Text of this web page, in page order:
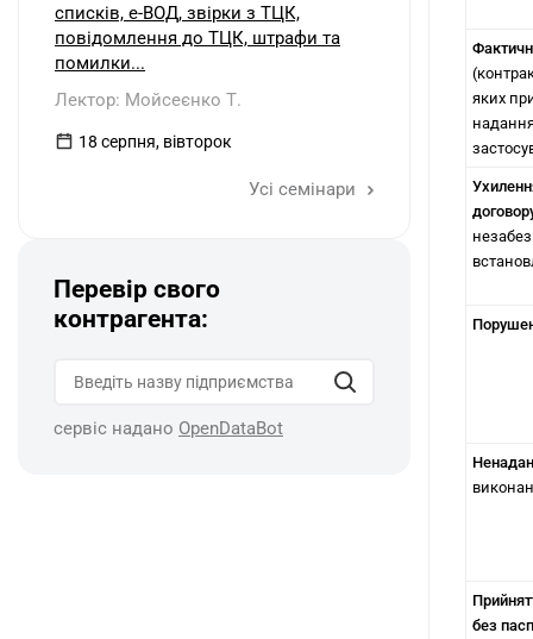
яких
без
списків, е-ВОД, звірки з ТЦК,
повідомлення до ТЦК, штрафи та
помилки...
Лектор: Мойсеєнко Т.
18 серпня, вівторок
Усі семінари
Перевір свого
контрагента:
сервіс надано OpenDataBot